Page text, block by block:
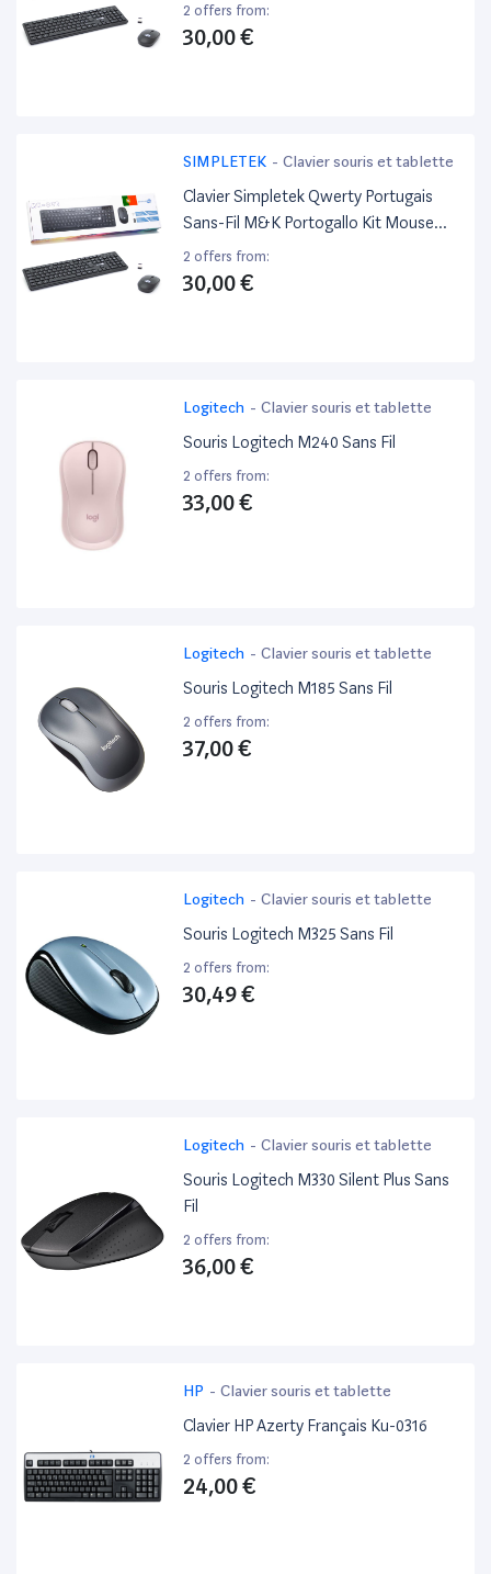
2 offers from:
30,00 €
SIMPLETEK - Clavier souris et tablette
Clavier Simpletek Qwerty Portugais
Sans-Fil M&K Portogallo Kit Mouse
And Keyboard
2 offers from:
30,00 €
Logitech - Clavier souris et tablette
Souris Logitech M240 Sans Fil
2 offers from:
33,00 €
Logitech - Clavier souris et tablette
Souris Logitech M185 Sans Fil
2 offers from:
37,00 €
Logitech - Clavier souris et tablette
Souris Logitech M325 Sans Fil
2 offers from:
30,49 €
Logitech - Clavier souris et tablette
Souris Logitech M330 Silent Plus Sans
Fil
2 offers from:
36,00 €
HP - Clavier souris et tablette
Clavier HP Azerty Français Ku-0316
2 offers from:
24,00 €